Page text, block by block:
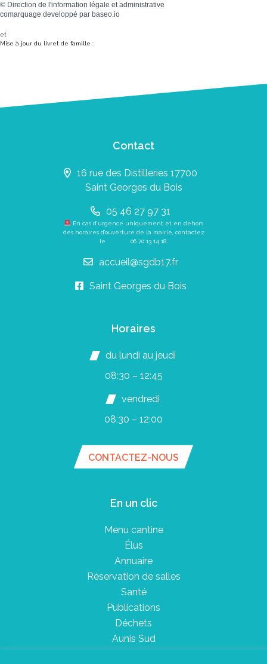
© Direction de l'information légale et administrative
comarquage developpé par baseo.io
et
Mise à jour du livret de famille :
Contact
16 rue des Distilleries 17700
Saint Georges du Bois
05 46 27 97 31
En cas d’urgence uniquement et en dehors
des horaires d’ouverture de la mairie, contactez
le 06 70 13 14 18
accueil@sgdb17.fr
Saint Georges du Bois
Horaires
du lundi au jeudi
08:30 – 12:45
vendredi
08:30 – 12:00
CONTACTEZ-NOUS
En un clic
Menu cantine
Élus
Annuaire
Réservation de salles
Santé
Publications
Déchets
Aunis Sud